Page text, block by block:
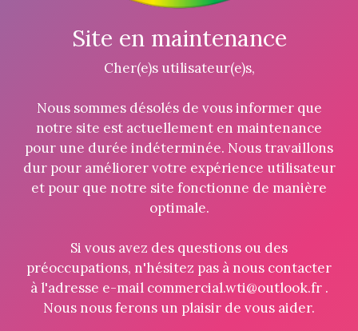
Site en maintenance
Cher(e)s utilisateur(e)s,
Nous sommes désolés de vous informer que
notre site est actuellement en maintenance
pour une durée indéterminée. Nous travaillons
dur pour améliorer votre expérience utilisateur
et pour que notre site fonctionne de manière
optimale.
Si vous avez des questions ou des
préoccupations, n'hésitez pas à nous contacter
à l'adresse e-mail commercial.wti@outlook.fr .
Nous nous ferons un plaisir de vous aider.